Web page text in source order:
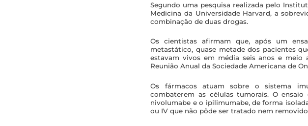
Segundo uma pesquisa realizada pelo
Medicina da Universidade Harvard, a
combinação de duas drogas.
Os cientistas afirmam que, após um
metastático, quase metade dos pacientes
estavam vivos em média seis anos e meio
Reunião Anual da Sociedade Americana de
Os fármacos atuam sobre o sistema
combaterem as células tumorais. O
nivolumabe e o ipilimumabe, de forma
ou IV que não pôde ser tratado nem